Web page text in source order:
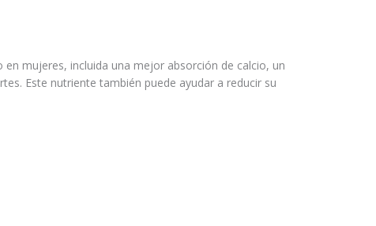
mujeres, incluida una mejor absorción de calcio, un
Este nutriente también puede ayudar a reducir su